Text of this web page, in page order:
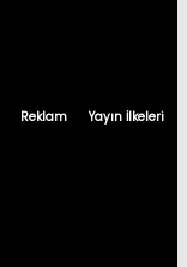
Reklam Yayın İlkeleri